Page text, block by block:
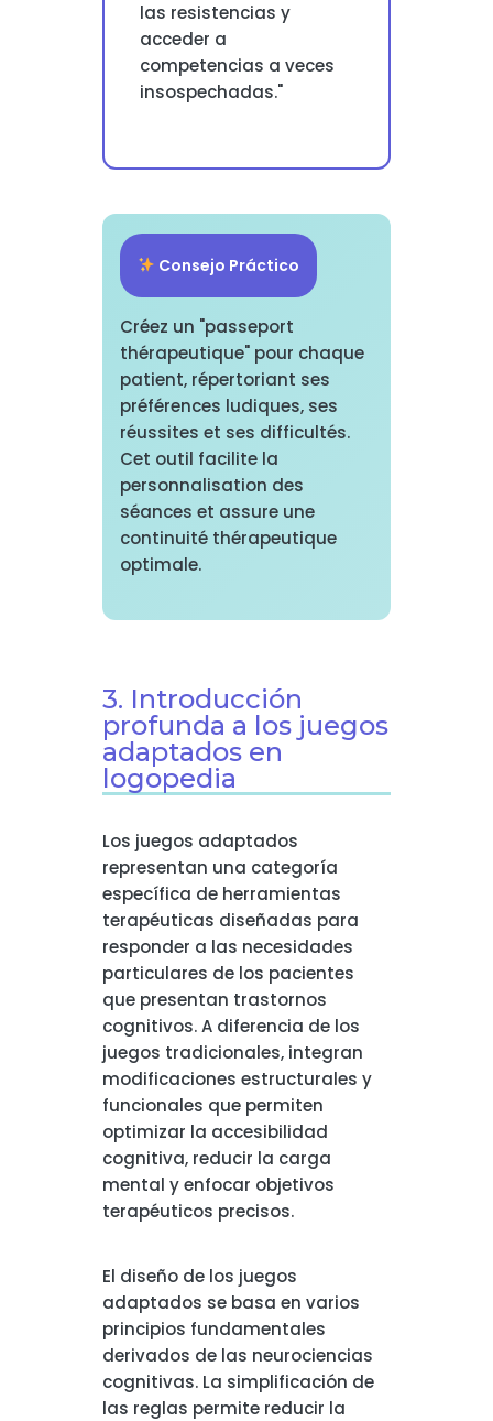
las resistencias y
acceder a
competencias a veces
insospechadas."
Consejo Práctico
Créez un "passeport
thérapeutique" pour chaque
patient, répertoriant ses
préférences ludiques, ses
réussites et ses difficultés.
Cet outil facilite la
personnalisation des
séances et assure une
continuité thérapeutique
optimale.
3. Introducción
profunda a los juegos
adaptados en
logopedia
Los juegos adaptados
representan una categoría
específica de herramientas
terapéuticas diseñadas para
responder a las necesidades
particulares de los pacientes
que presentan trastornos
cognitivos. A diferencia de los
juegos tradicionales, integran
modificaciones estructurales y
funcionales que permiten
optimizar la accesibilidad
cognitiva, reducir la carga
mental y enfocar objetivos
terapéuticos precisos.
El diseño de los juegos
adaptados se basa en varios
principios fundamentales
derivados de las neurociencias
cognitivas. La simplificación de
las reglas permite reducir la